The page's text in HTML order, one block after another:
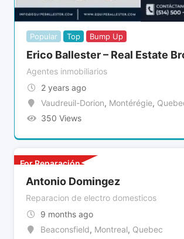
Popular Top Bump Up
Erico Ballester – Real Estate
Agentes inmobiliarios
2 years ago
Vaudreuil-Dorion, Montérégie,
350 Views
For Reparación
Antonio Domingez
Reparacion de electro domesticos
9 months ago
Beaconsfield, Montreal, Quebec